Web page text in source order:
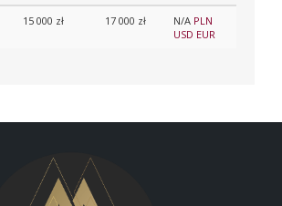
15 000 zł 17 000 zł N/A PLN
USD EUR